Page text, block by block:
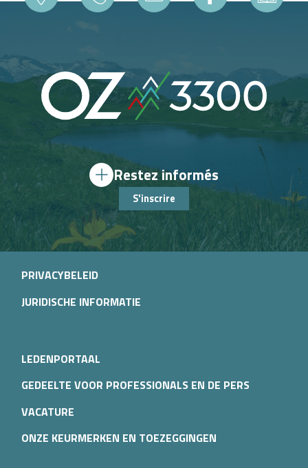
Restez informés
S'inscrire
PRIVACYBELEID
JURIDISCHE INFORMATIE
LEDENPORTAAL
GEDEELTE VOOR PROFESSIONALS EN DE PERS
VACATURE
ONZE KEURMERKEN EN TOEZEGGINGEN